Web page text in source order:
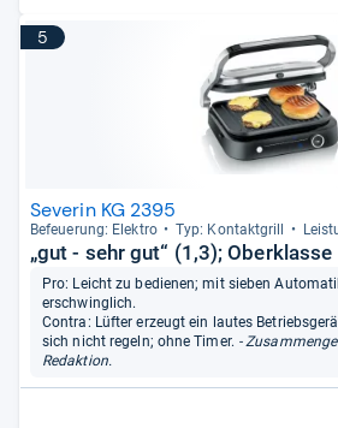
5
Severin KG 2395
Befeue­rung: Elek­tro Typ: Kon­takt­grill
„gut - sehr gut“ (1,3); Oberklasse
Pro: Leicht zu bedienen; mit sieben
erschwinglich.
Contra: Lüfter erzeugt ein lautes
sich nicht regeln; ohne Timer. -
Redaktion.